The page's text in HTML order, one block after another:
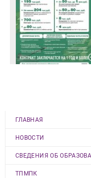
ГЛАВНАЯ
НОВОСТИ
СВЕДЕНИЯ ОБ
ТПМПК